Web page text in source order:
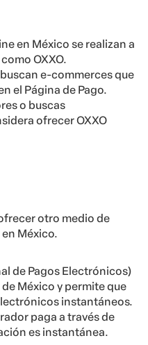
en México se realizan a
OXXO.
e-commerces que
el Página de Pago.
o buscas
ofrecer OXXO
otro medio de
México.
de Pagos Electrónicos)
México y permite que
instantáneos.
paga a través de
es instantánea.